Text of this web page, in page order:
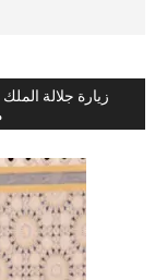
زيارة جلالة